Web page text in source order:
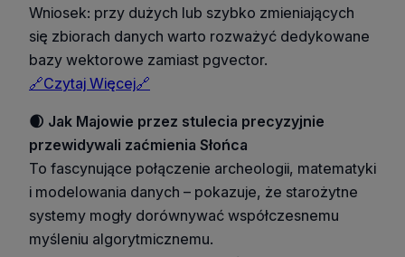
Wniosek: przy dużych lub szybko zmieniających
się zbiorach danych warto rozważyć dedykowane
bazy wektorowe zamiast pgvector.
🔗Czytaj Więcej🔗
🌒 Jak Majowie przez stulecia precyzyjnie
przewidywali zaćmienia Słońca
To fascynujące połączenie archeologii, matematyki
i modelowania danych – pokazuje, że starożytne
systemy mogły dorównywać współczesnemu
myśleniu algorytmicznemu.